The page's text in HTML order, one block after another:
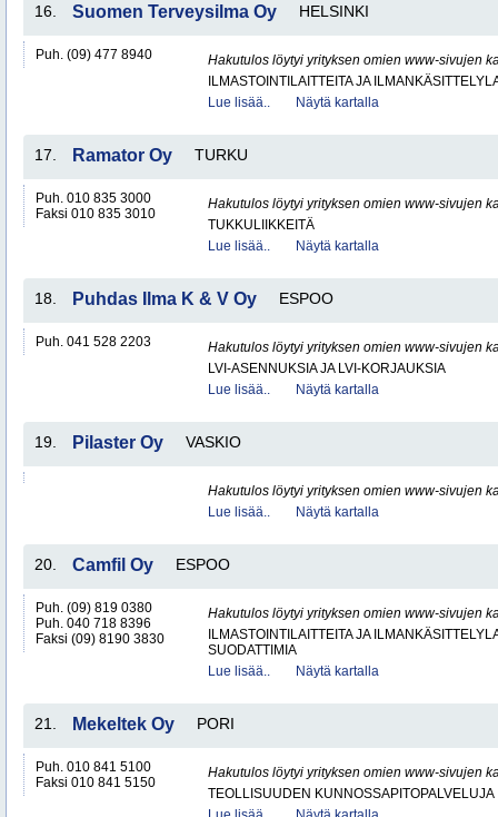
16. Suomen Terveysilma Oy HELSINKI
Puh. (09) 477 8940
Hakutulos löytyi yrityksen omien www-sivujen
ILMASTOINTILAITTEITA JA
Lue lisää..
Näytä kartalla
17. Ramator Oy TURKU
Puh. 010 835 3000
Faksi 010 835 3010
Hakutulos löytyi yrityksen omien www-sivujen
TUKKULIIKKEITÄ
Lue lisää..
Näytä kartalla
18. Puhdas Ilma K & V Oy ESPOO
Puh. 041 528 2203
Hakutulos löytyi yrityksen omien www-sivujen
LVI-ASENNUKSIA JA LVI-KORJAUKSIA
Lue lisää..
Näytä kartalla
19. Pilaster Oy VASKIO
Hakutulos löytyi yrityksen omien www-sivujen
Lue lisää..
Näytä kartalla
20. Camfil Oy ESPOO
Puh. (09) 819 0380
Puh. 040 718 8396
Faksi (09) 8190 3830
Hakutulos löytyi yrityksen omien www-sivujen
ILMASTOINTILAITTEITA JA
SUODATTIMIA
Lue lisää..
Näytä kartalla
21. Mekeltek Oy PORI
Puh. 010 841 5100
Faksi 010 841 5150
Hakutulos löytyi yrityksen omien www-sivujen
TEOLLISUUDEN KUNNOSSAPITOPALVELUJA